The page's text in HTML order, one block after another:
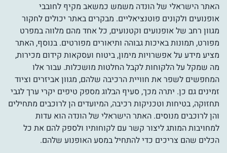
האתר הישראלי של הונדה משמש כמשאב מקיף לחובבי
אופנועים ולקונים פוטנציאליים. מבקרים באתר יכולים לחקור
מגוון רחב של אופנועים וקטנועים, כל אחד מהם מלווה במפרט
מפורט, תמונות באיכות גבוהה ותיאורים מפורטים. בנוסף, האתר
מציע מידע על אפשרויות מימון, ביטוח ועסקאות קידום מכירות,
מה שמקל על הלקוחות לקבל החלטות מושכלות. עבור אלו
המחפשים לשפר את חוויית הרכיבה שלהם, מגוון אביזרים וציוד
זמינים גם כן. יתרה מכך, סעיף הבלוג מספק טיפים יקרי ערך לגבי
תחזוקה, בטיחות וטכניקות רכיבה, המיועדים הן לרוכבים מתחילים
והן לרוכבים מנוסים. האתר הישראלי של הונדה הוא עדות
למחויבות המותג ליצור קשר עם לקוחותיו ולספק להם את כל
הכלים שהם צריכים כדי להתחיל במסע האופנוע שלהם.